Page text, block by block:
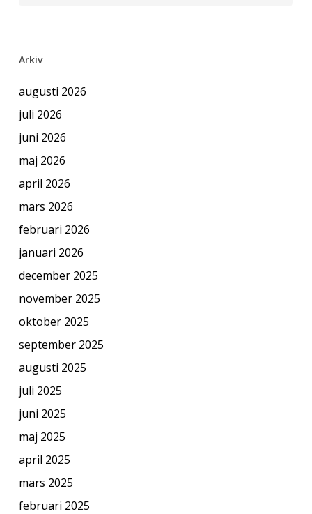
Arkiv
augusti 2026
juli 2026
juni 2026
maj 2026
april 2026
mars 2026
februari 2026
januari 2026
december 2025
november 2025
oktober 2025
september 2025
augusti 2025
juli 2025
juni 2025
maj 2025
april 2025
mars 2025
februari 2025